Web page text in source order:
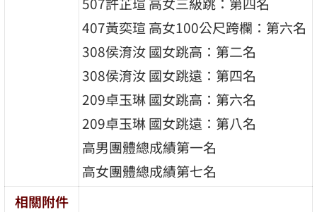
407黃奕瑄 高女100公尺跨欄：第六名
308侯淯汝 國女跳高：第二名
308侯淯汝 國女跳遠：第四名
209卓玉琳 國女跳高：第六名
209卓玉琳 國女跳遠：第八名
高男團體總成績第一名
高女團體總成績第七名
相關附件